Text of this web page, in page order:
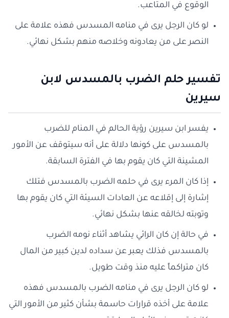
الوقوع في المتاعب.
لو كان الرجل يرى في منامه المسدس فهذه علامة على
النصر على من يعادونه وخلاصه منهم بشكل نهائي.
تفسير حلم الضرب بالمسدس لابن
سيرين
يفسر ابن سيرين رؤية الحالم في المنام للضرب
بالمسدس على كونها دلالة على أنه سيتوقف عن الأمور
المشينة التي كان يقوم بها في الفترة السابقة.
إذا كان المرء يرى في حلمه الضرب بالمسدس فتلك
إشارة إلى إقلاعه عن العادات السيئة التي كان يقوم بها
وتوبته لخالقه عنها بشكل نهائي.
في حالة إن كان الرائي يشاهد أثناء نومه الضرب
بالمسدس فذلك يعبر عن سداده لدين كبير من المال
كان متراكماً عليه منذ وقت طويل.
لو كان الرجل يرى في منامه الضرب بالمسدس فهذه
علامة على أخذه قرارات حاسمة بشأن كثير من الأمور التي